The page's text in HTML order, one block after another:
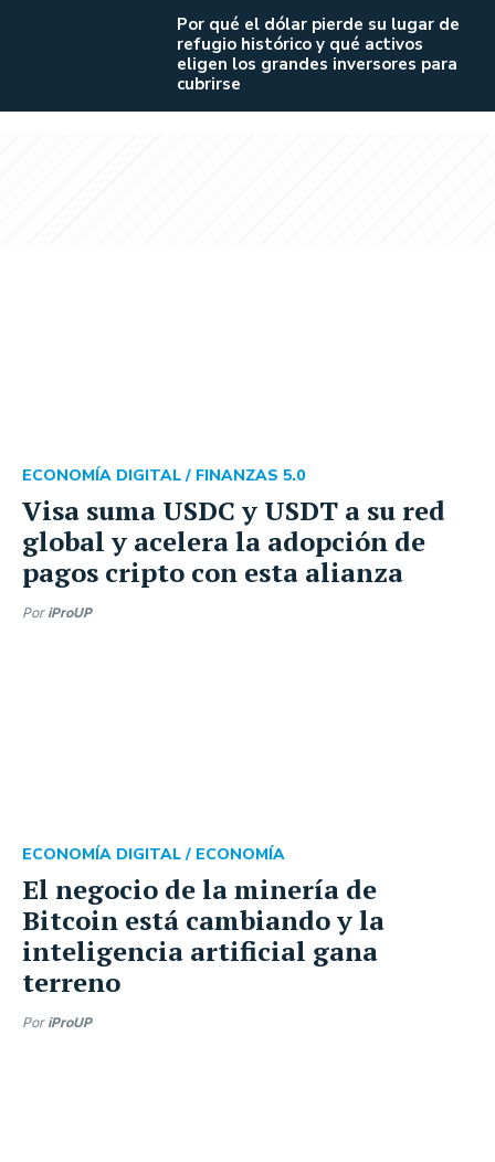
Por qué el dólar pierde su lugar de
refugio histórico y qué activos
eligen los grandes inversores para
cubrirse
Visa suma USDC y USDT a su red
global y acelera la adopción de
pagos cripto con esta alianza
ECONOMÍA DIGITAL / FINANZAS 5.0
Por iProUP
El negocio de la minería de
Bitcoin está cambiando y la
inteligencia artificial gana
terreno
ECONOMÍA DIGITAL / ECONOMÍA
Por iProUP